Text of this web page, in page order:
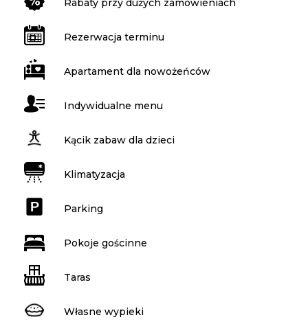
Rabaty przy dużych zamówieniach
Rezerwacja terminu
Apartament dla nowożeńców
Indywidualne menu
Kącik zabaw dla dzieci
Klimatyzacja
Parking
Pokoje gościnne
Taras
Własne wypieki